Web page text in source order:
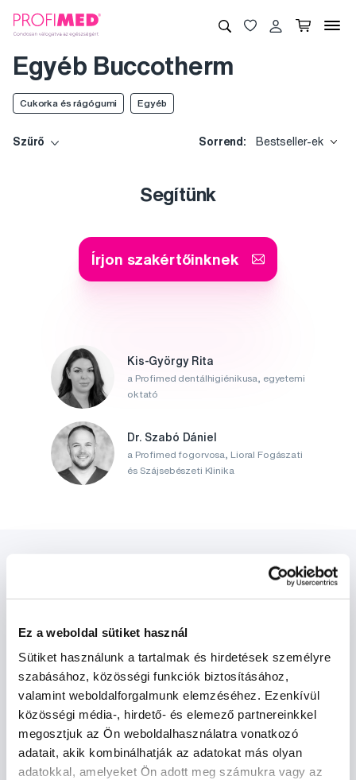
Ez a weboldal sütiket használ
Sütiket használunk a tartalmak és hirdetések személyre
szabásához, közösségi funkciók biztosításához,
valamint weboldalforgalmunk elemzéséhez. Ezenkívül
közösségi média-, hirdető- és elemező partnereinkkel
megosztjuk az Ön weboldalhasználatra vonatkozó
adatait, akik kombinálhatják az adatokat más olyan
adatokkal, amelyeket Ön adott meg számukra vagy az
Egyéb Buccotherm
Cukorka és rágógumi Egyéb
Szűrő Sorrend: Bestseller-ek
Segítünk
Írjon szakértőinknek
Kis-György Rita
a Profimed dentálhigiénikusa, egyetemi
oktató
Dr. Szabó Dániel
a Profimed fogorvosa, Lioral Fogászati
és Szájsebészeti Klinika
Hírek és ajánlatok
Iratkozz fel
Szeretnék tájékoztatást kapni a hírekről és ajánlatokról és
egyetértek a személyes adataim feldolgozásával